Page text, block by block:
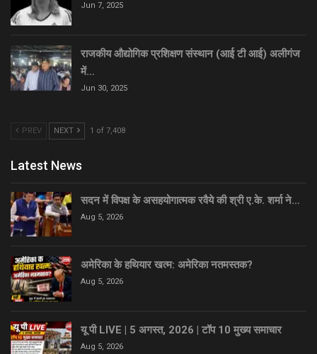
Jun 7, 2025
राजकीय औद्योगिक प्रशिक्षण संस्थान (आई टी आई) अलीगंज
में…
Jun 30, 2025
PREV NEXT 1 of 7,408
Latest News
सदन में विपक्ष के असहयोगात्मक रवैये की श्री ए.के. शर्मा ने…
Aug 5, 2026
अमेरिका के हथियार खत्म: अमेरिका नतमस्तक?
Aug 5, 2026
यू पी LIVE | 5 अगस्त, 2026 | टॉप 10 मुख्य समाचार
Aug 5, 2026